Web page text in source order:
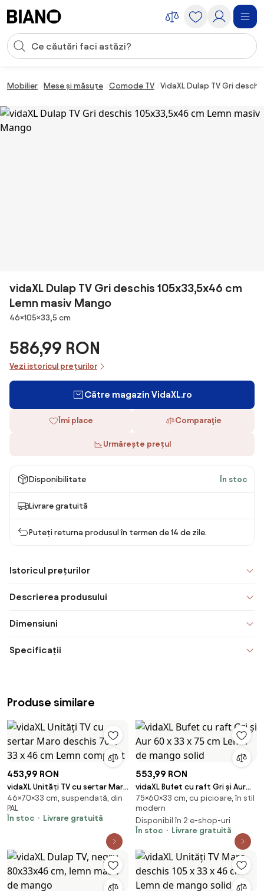
Introducerea căutării
Mobilier Mese și măsuțe Comode TV VidaXL Dulap TV Gri
vidaXL Dulap TV Gri deschis 105x33,5x46 cm
Lemn masiv Mango
Dimensiuni
46×105×33,5 cm
586,99 RON
Vezi istoricul prețurilor
Către magazin VidaXL.ro
Îmi place Comparaţie
Urmărește prețul
Disponibilitate În stoc
Livrare gratuită
Puteți returna produsul în termen de 14 de zile.
Istoricul prețurilor
Descrierea produsului
Dimensiuni
Specificații
Produse similare
453,99 RON
vidaXL Unități TV cu sertar Maro
deschis 70 x 33 x 46 cm Lemn
compozit
46×70×33 cm, suspendată, din
PAL
În stoc
Livrare gratuită
553,99 RON
vidaXL Bufet cu raft Gri și Aur
60 x 33 x 75 cm Lemn de mango
solid
75×60×33 cm, cu picioare, în stil
modern
Disponibil în 2 e-shop-uri
În stoc
Livrare gratuită